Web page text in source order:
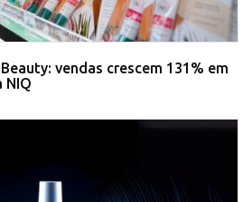
vendas crescem 131% em
NIQ